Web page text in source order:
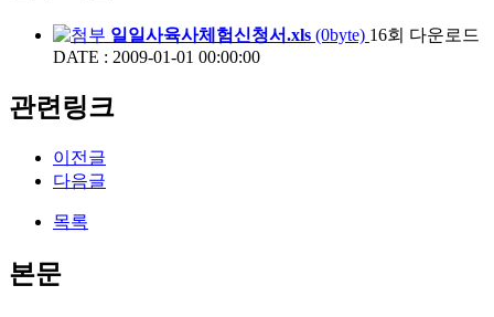
일일사육사체험신청서.xls (0byte) 16회 다운로드
DATE : 2009-01-01 00:00:00
관련링크
이전글
다음글
목록
본문